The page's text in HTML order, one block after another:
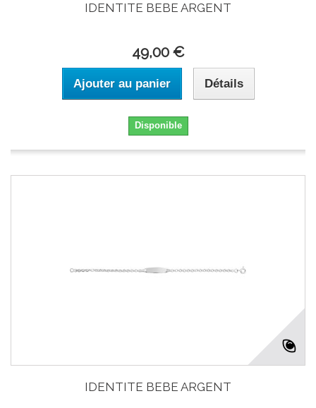
IDENTITE BEBE ARGENT
49,00 €
Ajouter au panier Détails
Disponible
IDENTITE BEBE ARGENT